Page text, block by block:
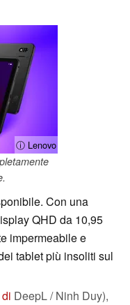
ⓘ Lenovo
Con una
QHD da 10,95
impermeabile e
tablet più insoliti sul
DeepL / Ninh Duy),